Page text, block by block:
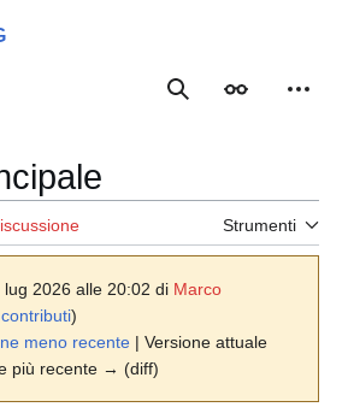
RicercaAspetto
Strumenti
lug 2026 alle 20:02 di Marco
contributi)
meno recente | Versione attuale
più recente → (diff)